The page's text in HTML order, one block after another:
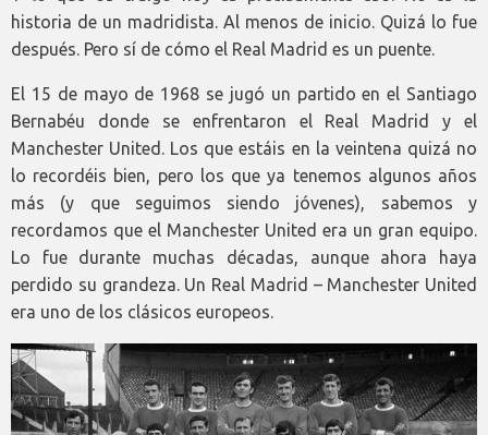
historia de un madridista. Al menos de inicio. Quizá lo fue
después. Pero sí de cómo el Real Madrid es un puente.
El 15 de mayo de 1968 se jugó un partido en el Santiago
Bernabéu donde se enfrentaron el Real Madrid y el
Manchester United. Los que estáis en la veintena quizá no
lo recordéis bien, pero los que ya tenemos algunos años
más (y que seguimos siendo jóvenes), sabemos y
recordamos que el Manchester United era un gran equipo.
Lo fue durante muchas décadas, aunque ahora haya
perdido su grandeza. Un Real Madrid – Manchester United
era uno de los clásicos europeos.